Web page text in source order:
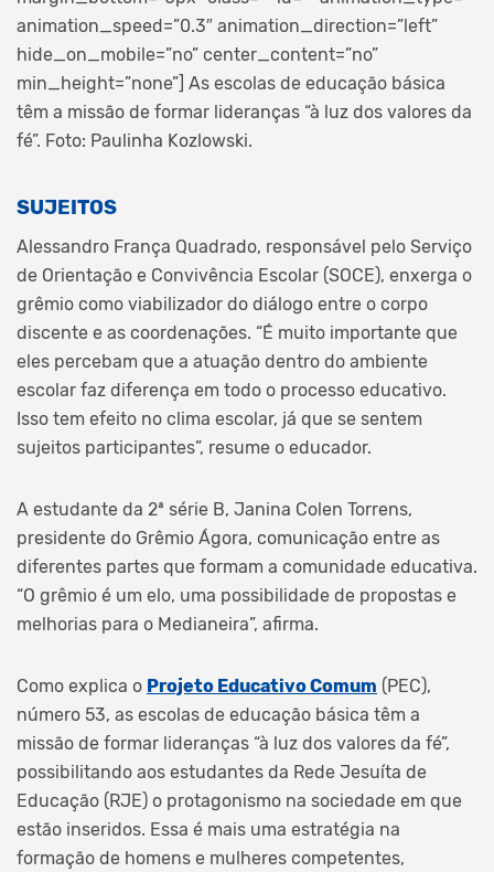
animation_speed=”0.3″ animation_direction=”left”
hide_on_mobile=”no” center_content=”no”
min_height=”none”] As escolas de educação básica
têm a missão de formar lideranças “à luz dos valores da
fé”. Foto: Paulinha Kozlowski.
SUJEITOS
Alessandro França Quadrado, responsável pelo Serviço
de Orientação e Convivência Escolar (SOCE), enxerga o
grêmio como viabilizador do diálogo entre o corpo
discente e as coordenações. “É muito importante que
eles percebam que a atuação dentro do ambiente
escolar faz diferença em todo o processo educativo.
Isso tem efeito no clima escolar, já que se sentem
sujeitos participantes”, resume o educador.
A estudante da 2ª série B, Janina Colen Torrens,
presidente do Grêmio Ágora, comunicação entre as
diferentes partes que formam a comunidade educativa.
“O grêmio é um elo, uma possibilidade de propostas e
melhorias para o Medianeira”, afirma.
Como explica o Projeto Educativo Comum (PEC),
número 53, as escolas de educação básica têm a
missão de formar lideranças “à luz dos valores da fé”,
possibilitando aos estudantes da Rede Jesuíta de
Educação (RJE) o protagonismo na sociedade em que
estão inseridos. Essa é mais uma estratégia na
formação de homens e mulheres competentes,